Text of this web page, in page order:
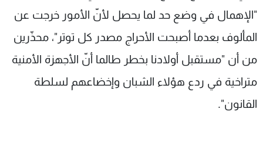
"الإهمال في وضع حد لما يحصل لأنّ الأمور خرجت عن
المألوف بعدما أصبحت الأحراج مصدر كل توتر"، محذّرين
من أن "مستقبل أولادنا بخطر طالما أنّ الأجهزة الأمنية
متراخية في ردع هؤلاء الشبان وإخضاعهم لسلطة
القانون".